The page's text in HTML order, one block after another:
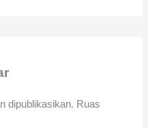
dipublikasikan. Ruas